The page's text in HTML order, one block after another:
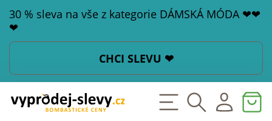
30 % sleva na vše z kategorie DÁMSKÁ MÓDA ❤❤
❤
CHCI SLEVU ❤